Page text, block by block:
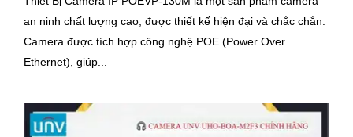
an ninh chất lượng cao, được thiết kế hiện đại và chắc chắn.
Camera được tích hợp công nghệ POE (Power Over
Ethernet), giúp...